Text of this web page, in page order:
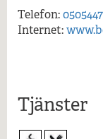
Pargas - Nötö
Nötö
Telefon:
Internet:
Tjänster